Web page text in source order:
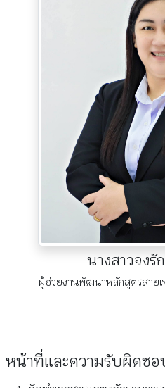
นางสาวจงรั
ผู้ช่วยงานพัฒนาหลักสูตรสาย
หน้าที่และความรับผิดชอ